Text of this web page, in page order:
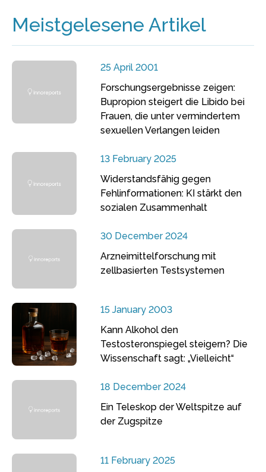
Meistgelesene Artikel
25 April 2001
Forschungsergebnisse zeigen:
Bupropion steigert die Libido bei
Frauen, die unter vermindertem
sexuellen Verlangen leiden
13 February 2025
Widerstandsfähig gegen
Fehlinformationen: KI stärkt den
sozialen Zusammenhalt
30 December 2024
Arzneimittelforschung mit
zellbasierten Testsystemen
15 January 2003
Kann Alkohol den
Testosteronspiegel steigern? Die
Wissenschaft sagt: „Vielleicht“
18 December 2024
Ein Teleskop der Weltspitze auf
der Zugspitze
11 February 2025